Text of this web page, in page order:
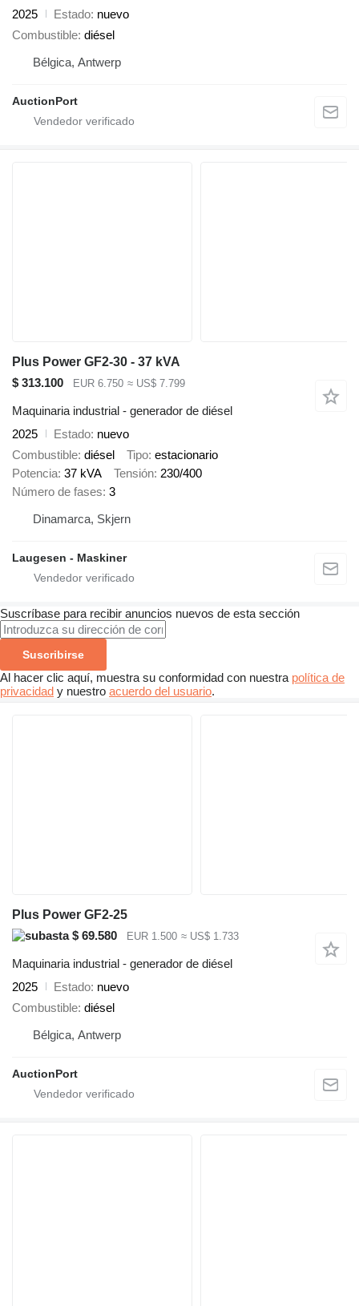
2025
Estado nuevo
Combustible diésel
Bélgica, Antwerp
AuctionPort
Plus Power GF2-30 - 37 kVA
$ 313.100
EUR 6.750 ≈ US$ 7.799
Maquinaria industrial - generador de diésel
2025
Estado nuevo
Combustible diésel Tipo estacionario
Potencia 37 kVA Tensión 230/400
Número de fases 3
Dinamarca, Skjern
Laugesen - Maskiner
Suscríbase para recibir anuncios nuevos de esta sección
Suscribirse
Al hacer clic aquí, muestra su conformidad con nuestra política de
privacidad y nuestro acuerdo del usuario.
Plus Power GF2-25
$ 69.580
EUR 1.500 ≈ US$ 1.733
Maquinaria industrial - generador de diésel
2025
Estado nuevo
Combustible diésel
Bélgica, Antwerp
AuctionPort